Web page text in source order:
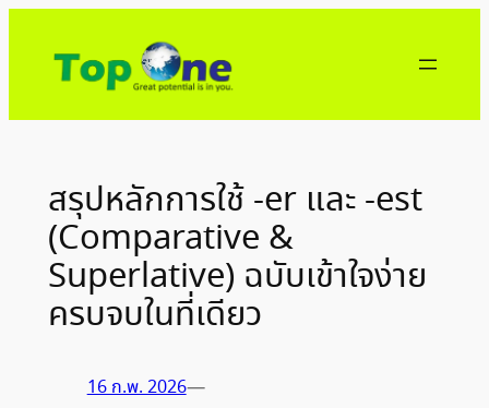
สรุปหลักการใช้ -er และ -est
(Comparative &
Superlative) ฉบับเข้าใจง่าย
ครบจบในที่เดียว
16 ก.พ. 2026—